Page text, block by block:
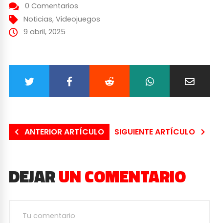
0 Comentarios
Noticias, Videojuegos
9 abril, 2025
ANTERIOR ARTÍCULO SIGUIENTE ARTÍCULO
DEJARUN COMENTARIO